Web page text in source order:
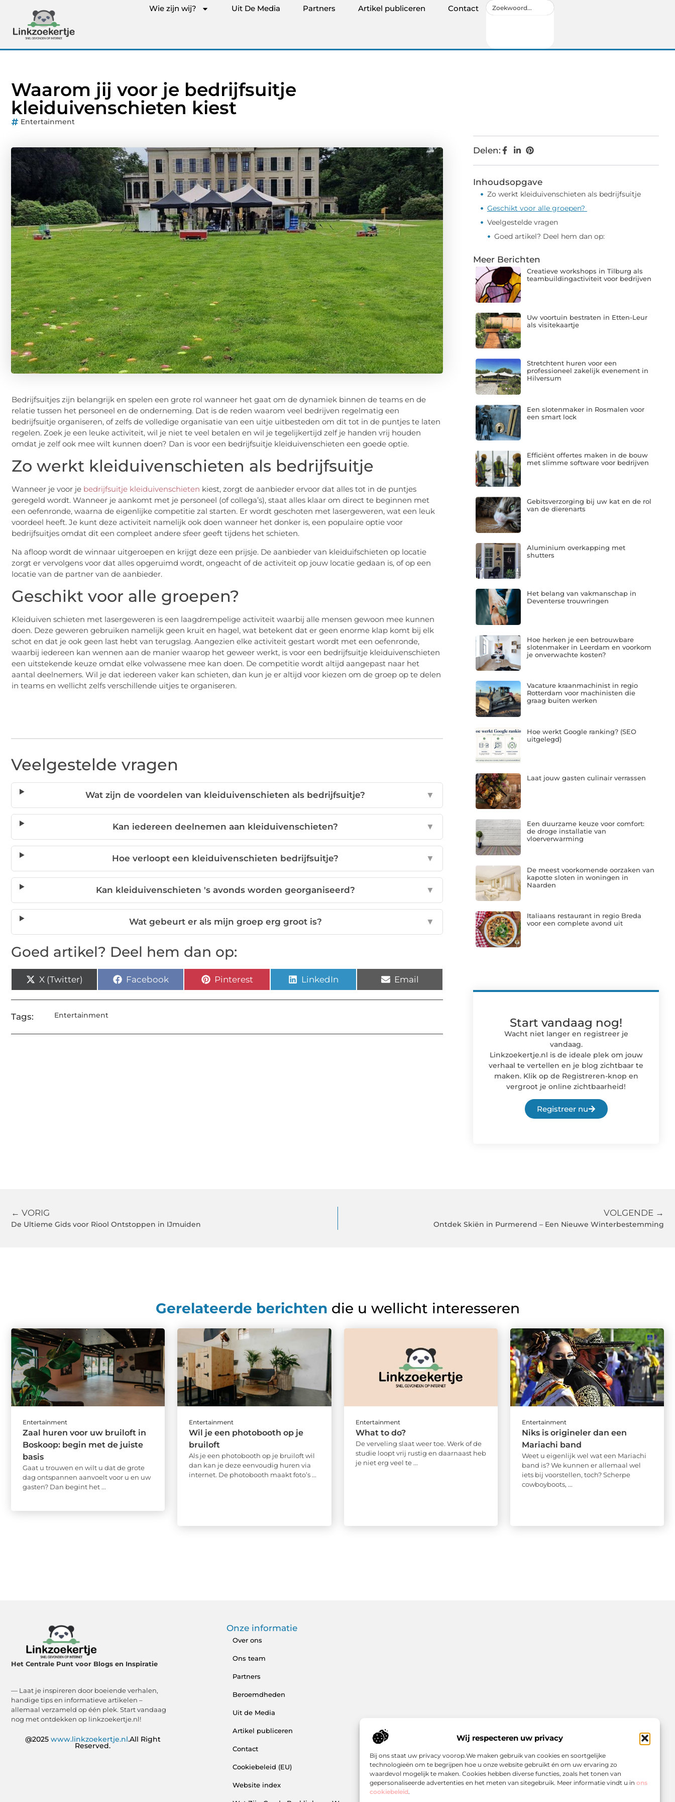
Wij respecteren uw privacy
Bij ons staat uw privacy voorop.We maken gebruik van cookies en soortgelijke
technologieën om te begrijpen hoe u onze website gebruikt én om uw ervaring zo
waardevol mogelijk te maken. Cookies hebben diverse functies, zoals het tonen van
gepersonaliseerde advertenties en het meten van sitegebruik. Meer informatie vindt u in ons
cookiebeleid.
Wie zijn wij? Uit De Media Partners Artikel publiceren Contact
Waarom jij voor je bedrijfsuitje
kleiduivenschieten kiest
Entertainment
Bedrijfsuitjes zijn belangrijk en spelen een grote rol wanneer het gaat om de dynamiek binnen de teams en de
relatie tussen het personeel en de onderneming. Dat is de reden waarom veel bedrijven regelmatig een
bedrijfsuitje organiseren, of zelfs de volledige organisatie van een uitje uitbesteden om dit tot in de puntjes te laten
regelen. Zoek je een leuke activiteit, wil je niet te veel betalen en wil je tegelijkertijd zelf je handen vrij houden
omdat je zelf ook mee wilt kunnen doen? Dan is voor een bedrijfsuitje kleiduivenschieten een goede optie.
Zo werkt kleiduivenschieten als bedrijfsuitje
Wanneer je voor je bedrijfsuitje kleiduivenschieten kiest, zorgt de aanbieder ervoor dat alles tot in de puntjes
geregeld wordt. Wanneer je aankomt met je personeel (of collega’s), staat alles klaar om direct te beginnen met
een oefenronde, waarna de eigenlijke competitie zal starten. Er wordt geschoten met lasergeweren, wat een leuk
voordeel heeft. Je kunt deze activiteit namelijk ook doen wanneer het donker is, een populaire optie voor
bedrijfsuitjes omdat dit een compleet andere sfeer geeft tijdens het schieten.
Na afloop wordt de winnaar uitgeroepen en krijgt deze een prijsje. De aanbieder van kleiduifschieten op locatie
zorgt er vervolgens voor dat alles opgeruimd wordt, ongeacht of de activiteit op jouw locatie gedaan is, of op een
locatie van de partner van de aanbieder.
Geschikt voor alle groepen?
Kleiduiven schieten met lasergeweren is een laagdrempelige activiteit waarbij alle mensen gewoon mee kunnen
doen. Deze geweren gebruiken namelijk geen kruit en hagel, wat betekent dat er geen enorme klap komt bij elk
schot en dat je ook geen last hebt van terugslag. Aangezien elke activiteit gestart wordt met een oefenronde,
waarbij iedereen kan wennen aan de manier waarop het geweer werkt, is voor een bedrijfsuitje kleiduivenschieten
een uitstekende keuze omdat elke volwassene mee kan doen. De competitie wordt altijd aangepast naar het
aantal deelnemers. Wil je dat iedereen vaker kan schieten, dan kun je er altijd voor kiezen om de groep op te delen
in teams en wellicht zelfs verschillende uitjes te organiseren.
Veelgestelde vragen
Wat zijn de voordelen van kleiduivenschieten als bedrijfsuitje? ▼
Kan iedereen deelnemen aan kleiduivenschieten? ▼
Hoe verloopt een kleiduivenschieten bedrijfsuitje? ▼
Kan kleiduivenschieten 's avonds worden georganiseerd? ▼
Wat gebeurt er als mijn groep erg groot is? ▼
Goed artikel? Deel hem dan op:
X (Twitter) Facebook Pinterest LinkedIn Email
Tags: Entertainment
Delen:
Inhoudsopgave
Zo werkt kleiduivenschieten als bedrijfsuitje
Geschikt voor alle groepen?
Veelgestelde vragen
Goed artikel? Deel hem dan op:
Meer Berichten
Creatieve workshops in Tilburg als
teambuildingactiviteit voor bedrijven
Uw voortuin bestraten in Etten-Leur
als visitekaartje
Stretchtent huren voor een
professioneel zakelijk evenement in
Hilversum
Een slotenmaker in Rosmalen voor
een smart lock
Efficiënt offertes maken in de bouw
met slimme software voor bedrijven
Gebitsverzorging bij uw kat en de rol
van de dierenarts
Aluminium overkapping met
shutters
Het belang van vakmanschap in
Deventerse trouwringen
Hoe herken je een betrouwbare
slotenmaker in Leerdam en voorkom
je onverwachte kosten?
Vacature kraanmachinist in regio
Rotterdam voor machinisten die
graag buiten werken
Hoe werkt Google ranking? (SEO
uitgelegd)
Laat jouw gasten culinair verrassen
Een duurzame keuze voor comfort:
de droge installatie van
vloerverwarming
De meest voorkomende oorzaken van
kapotte sloten in woningen in
Naarden
Italiaans restaurant in regio Breda
voor een complete avond uit
Start vandaag nog!
Wacht niet langer en registreer je
vandaag.
Linkzoekertje.nl is de ideale plek om jouw
verhaal te vertellen en je blog zichtbaar te
maken. Klik op de Registreren-knop en
vergroot je online zichtbaarheid!
Registreer nu
← VORIG
De Ultieme Gids voor Riool Ontstoppen in IJmuiden
VOLGENDE →
Ontdek Skiën in Purmerend – Een Nieuwe Winterbestemming
Gerelateerde berichten die u wellicht interesseren
Entertainment
Zaal huren voor uw bruiloft in
Boskoop: begin met de juiste
basis
Gaat u trouwen en wilt u dat de grote
dag ontspannen aanvoelt voor u en uw
gasten? Dan begint het ...
Entertainment
Wil je een photobooth op je
bruiloft
Als je een photobooth op je bruiloft wil
dan kan je deze eenvoudig huren via
internet. De photobooth maakt foto’s ...
Entertainment
What to do?
De verveling slaat weer toe. Werk of de
studie loopt vrij rustig en daarnaast heb
je niet erg veel te ...
Entertainment
Niks is origineler dan een
Mariachi band
Weet u eigenlijk wel wat een Mariachi
band is? We kunnen er allemaal wel
iets bij voorstellen, toch? Scherpe
cowboyboots, ...
Het Centrale Punt voor Blogs en Inspiratie
— Laat je inspireren door boeiende verhalen,
handige tips en informatieve artikelen –
allemaal verzameld op één plek. Start vandaag
nog met ontdekken op linkzoekertje.nl!
@2025 www.linkzoekertje.nl.All Right
Reserved.
Onze informatie
Over ons
Ons team
Partners
Beroemdheden
Uit de Media
Artikel publiceren
Contact
Cookiebeleid (EU)
Website index